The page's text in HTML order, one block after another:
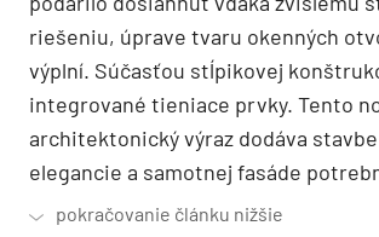
riešeniu, úprave tvaru okenných
výplní. Súčasťou stĺpikovej
integrované tieniace prvky. Tento
architektonický výraz dodáva
elegancie a samotnej fasáde